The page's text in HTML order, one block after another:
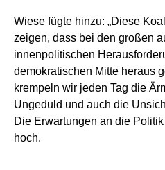
Wiese fügte hinzu: „Diese
zeigen, dass bei den großen
innenpolitischen
demokratischen Mitte heraus
krempeln wir jeden Tag die
Ungeduld und auch die
Die Erwartungen an die
hoch.